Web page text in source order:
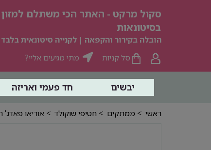
סקול מרקט - האתר הכי משתלם למזון
בסיטונאות
הובלה בקירור והקפאה | לקנייה סיטונאית בלבד
סל קניות
מתי מגיעים אליי?
יבשים חד פעמי ואריזה
ראשי > ממתקים > חטיפי שוקולד > אוריאו פאדג' חלב